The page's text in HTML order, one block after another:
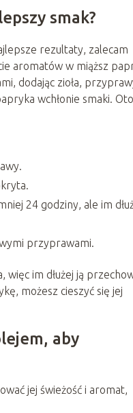
smak?
rezultaty, zalecam
aromatów w miąższ
dodając zioła,
wchłonie smaki. Oto
24 godziny, ale im
przyprawami.
im dłużej ją
możesz cieszyć się jej
aby
jej świeżość i aromat,